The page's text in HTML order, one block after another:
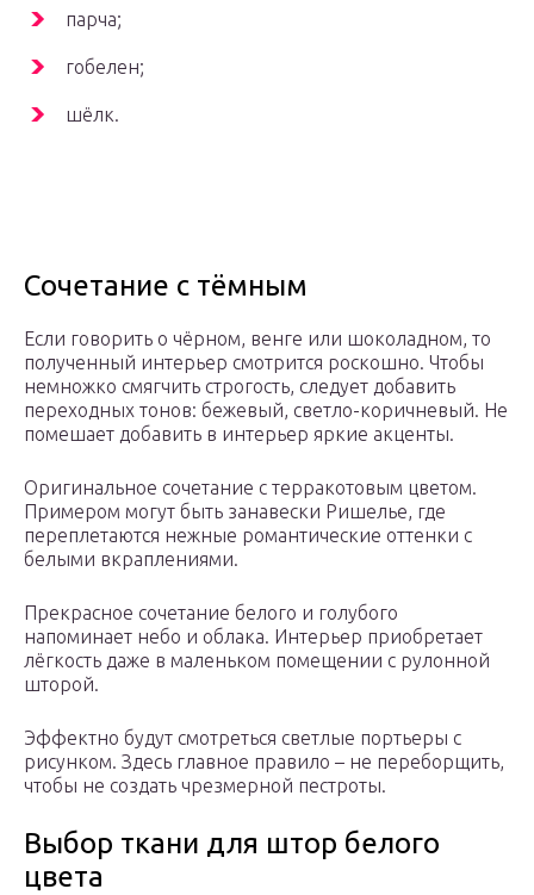
парча;
гобелен;
шёлк.
Сочетание с тёмным
Если говорить о чёрном, венге или шоколадном, то
полученный интерьер смотрится роскошно. Чтобы
немножко смягчить строгость, следует добавить
переходных тонов: бежевый, светло-коричневый. Не
помешает добавить в интерьер яркие акценты.
Оригинальное сочетание с терракотовым цветом.
Примером могут быть занавески Ришелье, где
переплетаются нежные романтические оттенки с
белыми вкраплениями.
Прекрасное сочетание белого и голубого
напоминает небо и облака. Интерьер приобретает
лёгкость даже в маленьком помещении с рулонной
шторой.
Эффектно будут смотреться светлые портьеры с
рисунком. Здесь главное правило – не переборщить,
чтобы не создать чрезмерной пестроты.
Выбор ткани для штор белого
цвета